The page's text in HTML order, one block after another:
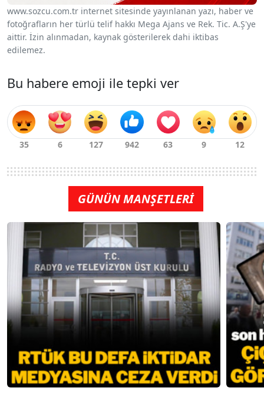
www.sozcu.com.tr internet sitesinde yayınlanan yazı, haber ve
fotoğrafların her türlü telif hakkı Mega Ajans ve Rek. Tic. A.Ş'ye
aittir. İzin alınmadan, kaynak gösterilerek dahi iktibas
edilemez.
Bu habere emoji ile tepki ver
GÜNÜN MANŞETLERİ